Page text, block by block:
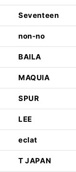
Seventeen
non-no
BAILA
MAQUIA
SPUR
LEE
eclat
T JAPAN